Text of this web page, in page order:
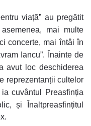
viață” au pregătit
mai multe
concerte, mai întâi în
Iancu”. Înainte de
avut loc deschiderea
reprezentanții cultelor
cuvântul
Preasfinția
și
Înaltpreasfințitul